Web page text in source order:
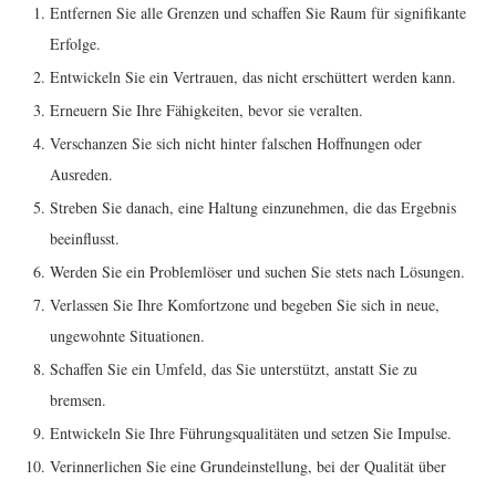
Entfernen Sie alle Grenzen und schaffen Sie Raum für signifikante
Erfolge.
Entwickeln Sie ein Vertrauen, das nicht erschüttert werden kann.
Erneuern Sie Ihre Fähigkeiten, bevor sie veralten.
Verschanzen Sie sich nicht hinter falschen Hoffnungen oder
Ausreden.
Streben Sie danach, eine Haltung einzunehmen, die das Ergebnis
beeinflusst.
Werden Sie ein Problemlöser und suchen Sie stets nach Lösungen.
Verlassen Sie Ihre Komfortzone und begeben Sie sich in neue,
ungewohnte Situationen.
Schaffen Sie ein Umfeld, das Sie unterstützt, anstatt Sie zu
bremsen.
Entwickeln Sie Ihre Führungsqualitäten und setzen Sie Impulse.
Verinnerlichen Sie eine Grundeinstellung, bei der Qualität über